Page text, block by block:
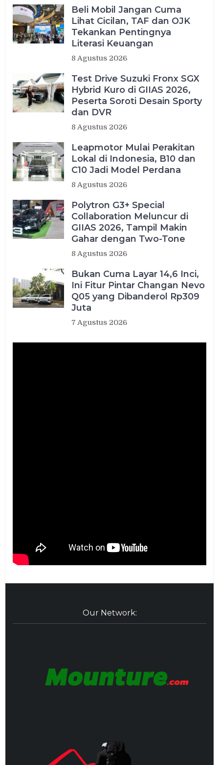
Beli Mobil Jangan Cuma
Lihat Cicilan, TAF dan OJK
Tekankan Pentingnya
Literasi Keuangan
8 Agustus 2026
Test Drive Suzuki Fronx SGX
Hybrid Kuro di GIIAS 2026,
Peserta Soroti Desain Sporty
dan DVR
8 Agustus 2026
Leapmotor Mulai Perakitan
Lokal di Indonesia, B10 dan
C10 Jadi Model Perdana
8 Agustus 2026
Polytron G3+ Special
Collaboration Meluncur di
GIIAS 2026, Tampil Makin
Gahar dengan Two-Tone
8 Agustus 2026
Bukan Cuma Layar 14,6 Inci,
Ini Fitur Pintar Changan Nevo
Q05 yang Dibanderol Rp309
Juta
7 Agustus 2026
Our Network: